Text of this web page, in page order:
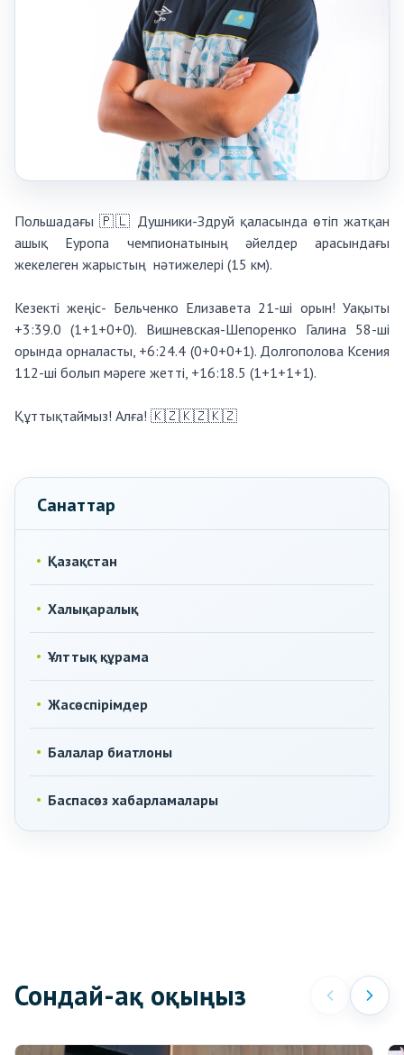
Польшадағы 🇵🇱 Душники-Здруй қаласында өтіп жатқан
ашық Еуропа чемпионатының әйелдер арасындағы
жекелеген жарыстың нәтижелері (15 км).
Кезекті жеңіс- Бельченко Елизавета 21-ші орын! Уақыты
+3:39.0 (1+1+0+0). Вишневская-Шепоренко Галина 58-ші
орында орналасты, +6:24.4 (0+0+0+1). Долгополова Ксения
112-ші болып мәреге жетті, +16:18.5 (1+1+1+1).
Құттықтаймыз! Алға! 🇰🇿🇰🇿🇰🇿
Санаттар
Қазақстан
Халықаралық
Ұлттық құрама
Жасөспірімдер
Балалар биатлоны
Баспасөз хабарламалары
Сондай-ақ оқыңыз